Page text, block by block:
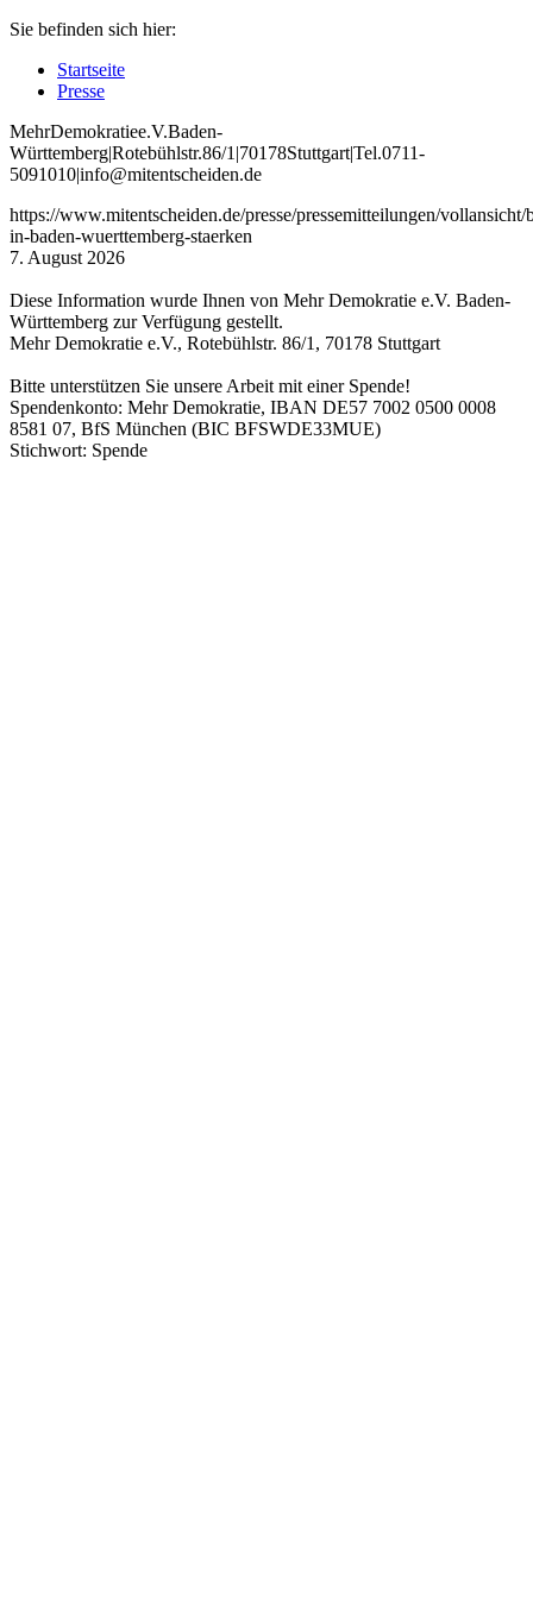
Sie befinden sich hier:
Startseite
Presse
MehrDemokratiee.V.Baden-
Württemberg|Rotebühlstr.86/1 |70178Stuttgart|Tel.0711-
5091010|info@mitentscheiden.de
https://www.mitentscheiden.de/presse/pressemitteilungen/vollansicht/
in-baden-wuerttemberg-staerken
7. August 2026
Diese Information wurde Ihnen von Mehr Demokratie e.V. Baden-
Württemberg zur Verfügung gestellt.
Mehr Demokratie e.V., Rotebühlstr. 86/1, 70178 Stuttgart
Bitte unterstützen Sie unsere Arbeit mit einer Spende!
Spendenkonto: Mehr Demokratie, IBAN DE57 7002 0500 0008
8581 07, BfS München (BIC BFSWDE33MUE)
Stichwort: Spende